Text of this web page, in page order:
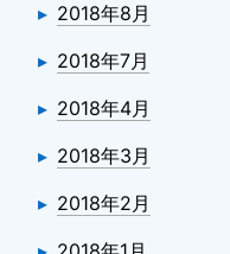
2018年8月
2018年7月
2018年4月
2018年3月
2018年2月